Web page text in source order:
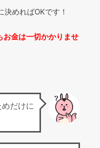
めればOKです！
お金は一切かかりませ
だけに